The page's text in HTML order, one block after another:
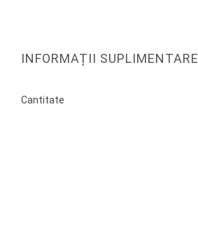
INFORMAȚII SUPLIMENTARE
Cantitate